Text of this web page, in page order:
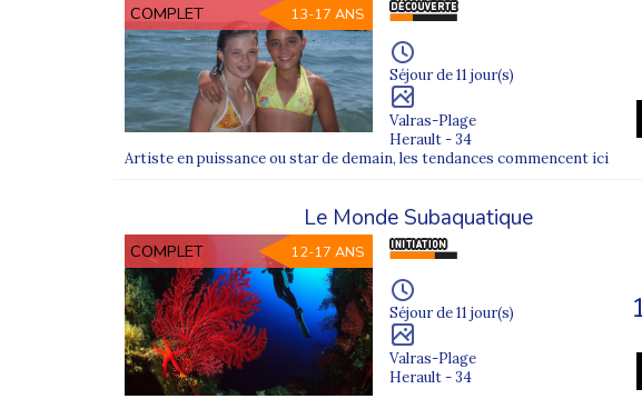
COMPLET 13-17 ANS
Séjour de 11 jour(s)
Valras-Plage
Herault - 34
Artiste en puissance ou star de demain, les tendances commencent ici
Le Monde Subaquatique
COMPLET 12-17 ANS
Séjour de 11 jour(s)
Valras-Plage
Herault - 34